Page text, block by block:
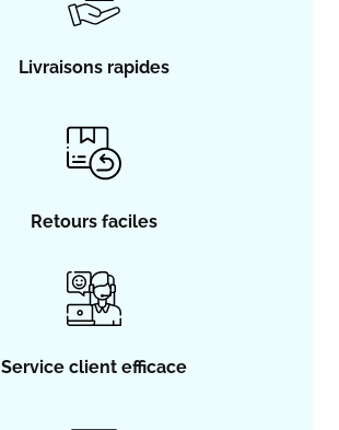
Livraisons rapides
Retours faciles
Service client efficace